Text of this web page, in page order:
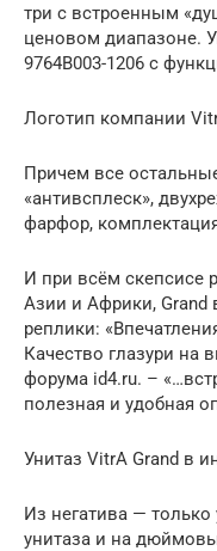
три с встроенным
ценовом диапазоне.
9764B003-1206 с
Логотип компании
Причем все
«антивсплеск»,
фарфор,
И при всём скепсисе
Азии и Африки, Grand
реплики:
Качество глазури на
форума id4.ru. –
полезная и удобная
Унитаз VitrA Grand в
Из негатива —
унитаза и на